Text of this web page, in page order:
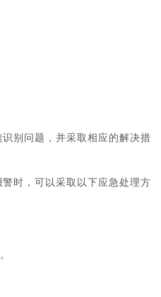
别问题，并采取相应的解决措
时，可以采取以下应急处理方